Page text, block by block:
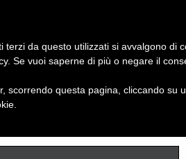
terzi da questo utilizzati si avvalgono di
Se vuoi saperne di più o negare il
scorrendo questa pagina, cliccando su